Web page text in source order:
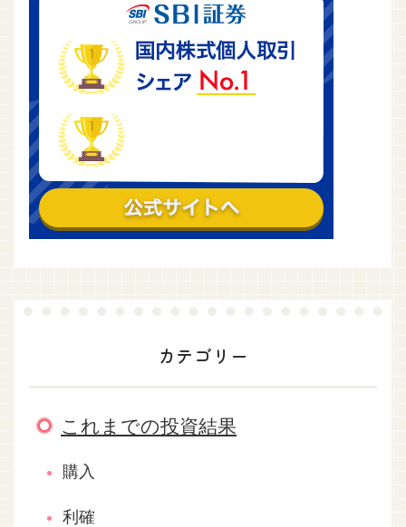
カテゴリー
これまでの投資結果
購入
利確